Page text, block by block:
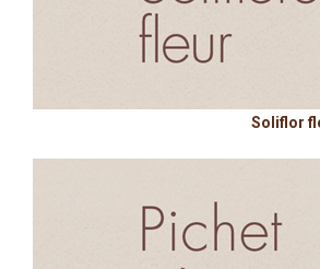
Soliflor